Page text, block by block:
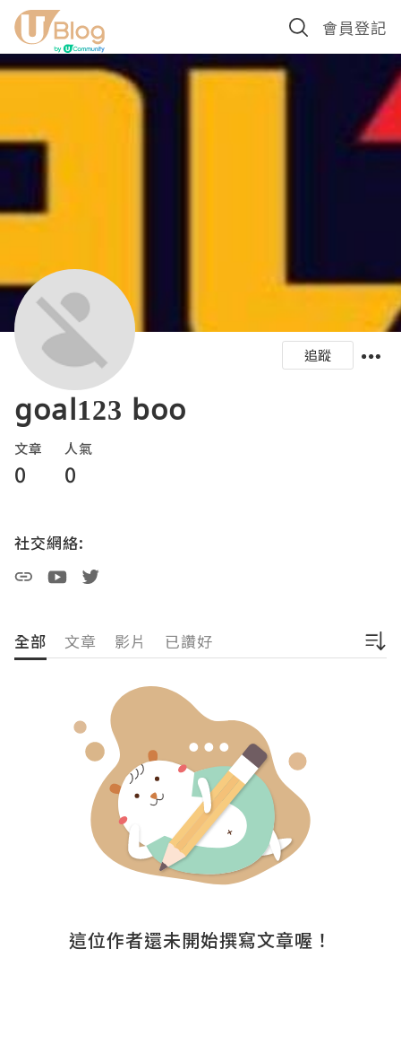
會員登記
追蹤
goal123 boo
文章
0
人氣
0
社交網絡:
全部 文章 影片 已讚好
這位作者還未開始撰寫文章喔！